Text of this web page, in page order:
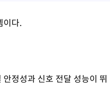
이다.
정성과 신호 전달 성능이 뛰